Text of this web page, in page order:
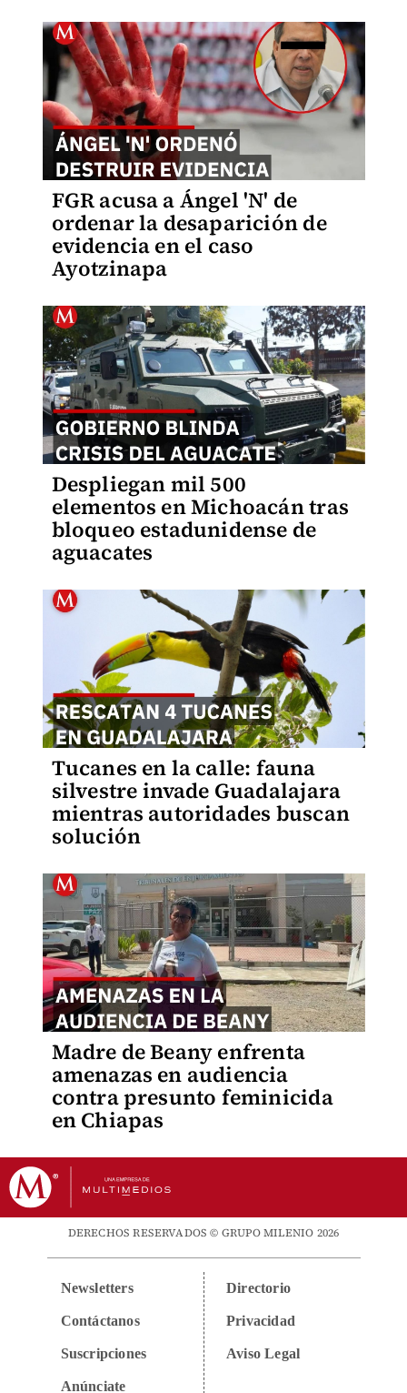
FGR acusa a Ángel 'N' de
ordenar la desaparición de
evidencia en el caso
Ayotzinapa
Despliegan mil 500
elementos en Michoacán tras
bloqueo estadunidense de
aguacates
Tucanes en la calle: fauna
silvestre invade Guadalajara
mientras autoridades buscan
solución
Madre de Beany enfrenta
amenazas en audiencia
contra presunto feminicida
en Chiapas
DERECHOS RESERVADOS © GRUPO MILENIO 2026
Newsletters
Contáctanos
Suscripciones
Anúnciate
Directorio
Privacidad
Aviso Legal